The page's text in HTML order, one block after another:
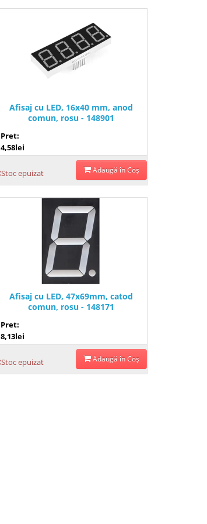
Afisaj cu LED, 16x40 mm, anod
comun, rosu - 148901
Pret:
4,58lei
Stoc epuizat Adaugă în Coş
Afisaj cu LED, 47x69mm, catod
comun, rosu - 148171
Pret:
8,13lei
Stoc epuizat Adaugă în Coş